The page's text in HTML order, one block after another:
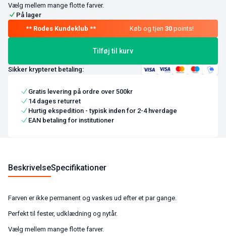
Vælg mellem mange flotte farver.
På lager
Køb og tjen 30points!
Tilføj til kurv
Sikker krypteret betaling:
Gratis levering på ordre over 500kr
14 dages returret
Hurtig ekspedition - typisk inden for 2-4 hverdage
EAN betaling for institutioner
BeskrivelseSpecifikationer
Farven er ikke permanent og vaskes ud efter et par gange.
Perfekt til fester, udklædning og nytår.
Vælg mellem mange flotte farver.